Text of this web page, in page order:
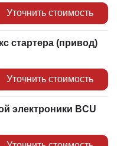
Уточнить стоимость
стартера (привод)
Уточнить стоимость
электроники BCU